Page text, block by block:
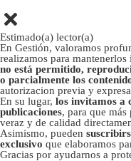
Estimado(a) lector(a)
En Gestión, valoramos
realizamos para mantenerlos
no está permitido,
o parcialmente los
autorizacion previa y
En su lugar, los invitamos a
publicaciones, para que
veraz y de calidad
Asimismo, pueden
exclusivo que elaboramos
Gracias por ayudarnos a